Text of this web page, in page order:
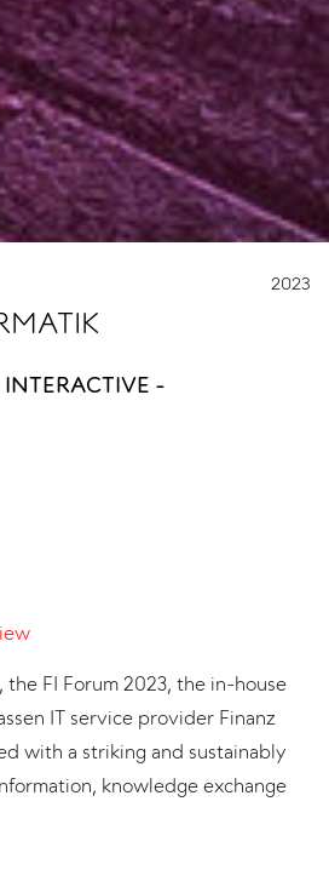
2023
-
FI Forum 2023, the in-house
IT service provider Finanz
with a striking and sustainably
knowledge exchange